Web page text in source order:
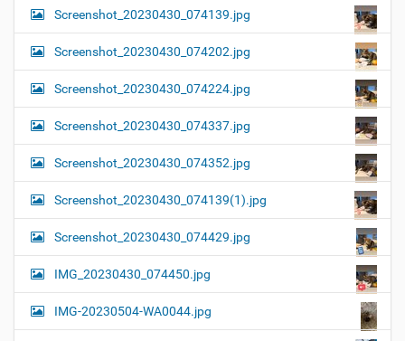
Screenshot_20230430_074139.jpg
Screenshot_20230430_074202.jpg
Screenshot_20230430_074224.jpg
Screenshot_20230430_074337.jpg
Screenshot_20230430_074352.jpg
Screenshot_20230430_074139(1).jpg
Screenshot_20230430_074429.jpg
IMG_20230430_074450.jpg
IMG-20230504-WA0044.jpg